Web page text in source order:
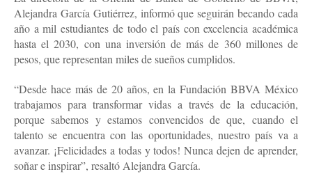
Alejandra García Gutiérrez, informó que seguirán becando cada
año a mil estudiantes de todo el país con excelencia académica
hasta el 2030, con una inversión de más de 360 millones de
pesos, que representan miles de sueños cumplidos.
“Desde hace más de 20 años, en la Fundación BBVA México
trabajamos para transformar vidas a través de la educación,
porque sabemos y estamos convencidos de que, cuando el
talento se encuentra con las oportunidades, nuestro país va a
avanzar. ¡Felicidades a todas y todos! Nunca dejen de aprender,
soñar e inspirar”, resaltó Alejandra García.